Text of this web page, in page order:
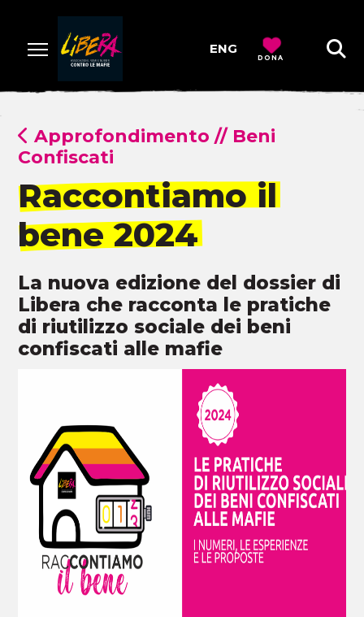
ENG
DONA
Approfondimento// Beni
Confiscati
Raccontiamo il
bene 2024
La nuova edizione del dossier di
Libera che racconta le pratiche
di riutilizzo sociale dei beni
confiscati alle mafie